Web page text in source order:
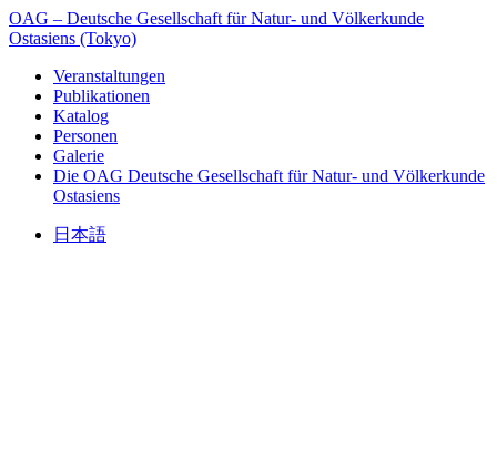
OAG – Deutsche Gesellschaft für Natur- und Völkerkunde
Ostasiens (Tokyo)
Veranstaltungen
Publikationen
Katalog
Personen
Galerie
Die OAG Deutsche Gesellschaft für Natur- und Völkerkunde
Ostasiens
日本語